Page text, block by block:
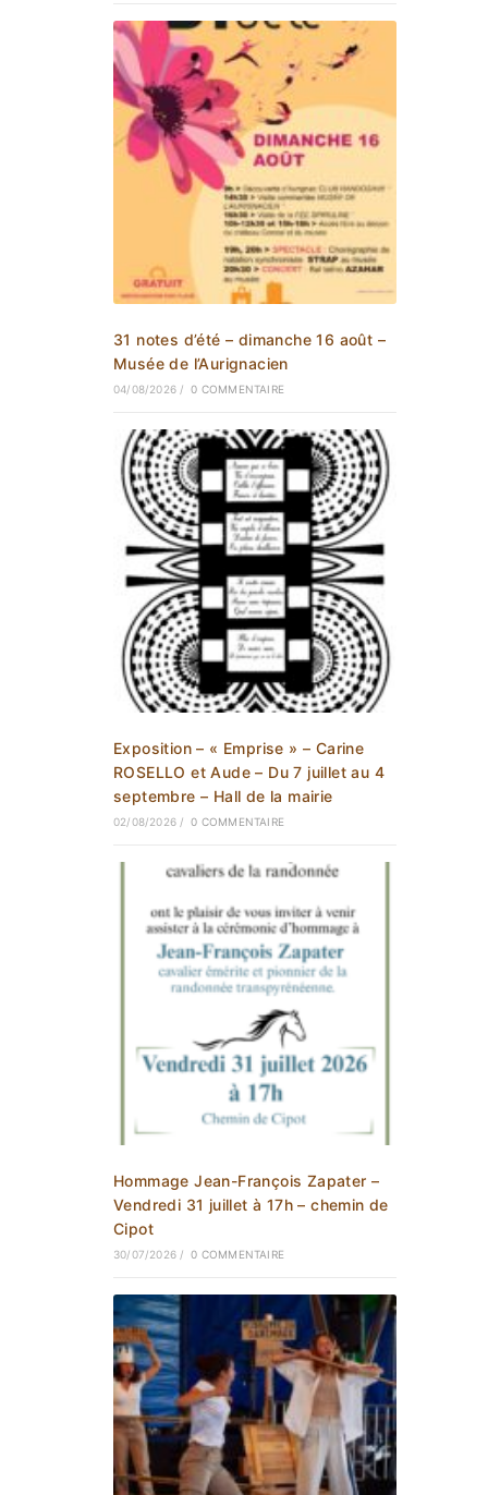
31 notes d’été – dimanche 16 août –
Musée de l’Aurignacien
04/08/2026 / 0 COMMENTAIRE
Exposition – « Emprise » – Carine
ROSELLO et Aude – Du 7 juillet au 4
septembre – Hall de la mairie
02/08/2026 / 0 COMMENTAIRE
Hommage Jean-François Zapater –
Vendredi 31 juillet à 17h – chemin de
Cipot
30/07/2026 / 0 COMMENTAIRE